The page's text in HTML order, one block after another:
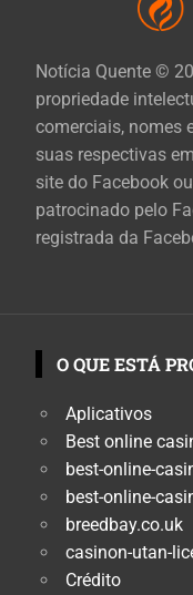
Notícia Quente ©
propriedade
comerciais, nomes
suas respectivas
site do Facebook
patrocinado pelo
registrada da
O QUE ESTÁ
Aplicativos
Best online
best-online-
best-online-
breedbay.co.uk
casinon-utan-
Crédito